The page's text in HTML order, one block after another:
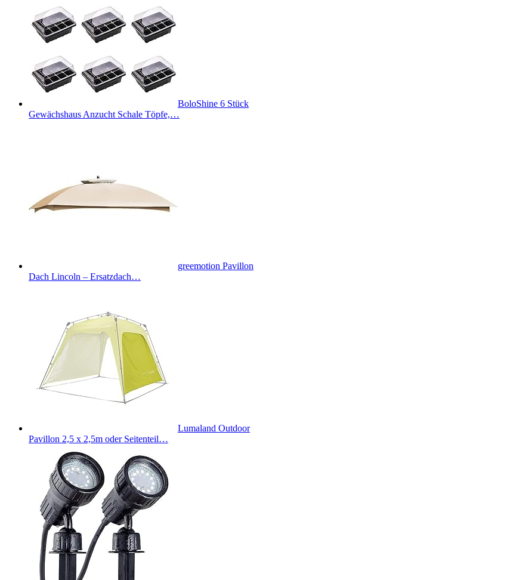
BoloShine 6 Stück
Gewächshaus Anzucht Schale Töpfe,…
greemotion Pavillon
Dach Lincoln – Ersatzdach…
Lumaland Outdoor
Pavillon 2,5 x 2,5m oder Seitenteil…